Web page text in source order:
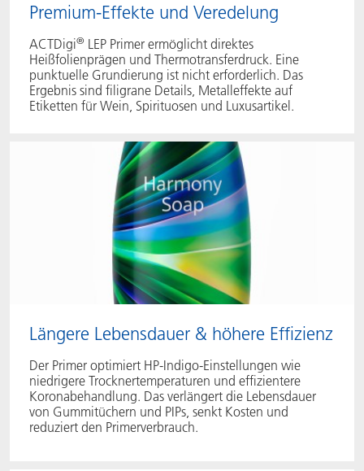
Premium-Effekte und Veredelung
ACTDigi® LEP Primer ermöglicht direktes
Heißfolienprägen und Thermotransferdruck. Eine
punktuelle Grundierung ist nicht erforderlich. Das
Ergebnis sind filigrane Details, Metalleffekte auf
Etiketten für Wein, Spirituosen und Luxusartikel.
Längere Lebensdauer & höhere Effizienz
Der Primer optimiert HP‑Indigo‑Einstellungen wie
niedrigere Trocknertemperaturen und effizientere
Koronabehandlung. Das verlängert die Lebensdauer
von Gummitüchern und PIPs, senkt Kosten und
reduziert den Primerverbrauch.